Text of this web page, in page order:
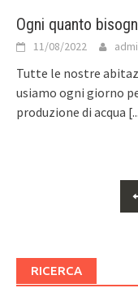
Ogni quanto
11/08/2022
Tutte le nostre
usiamo ogni giorno
produzione di acqua
RICERCA